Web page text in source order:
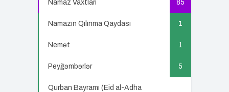
Namaz Vaxtları 85
Namazın Qılınma Qaydası 1
Nemət 1
Peyğəmbərlər 5
Qurban Bayramı (Eid al-Adha